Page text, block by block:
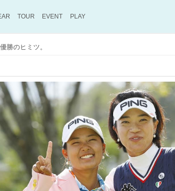
TOUR EVENT PLAY
勝のヒミツ。